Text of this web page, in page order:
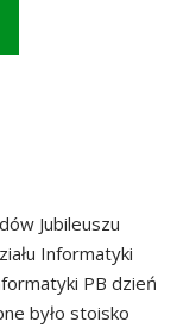
Jubileuszu
Informatyki
PB dzień
było stoisko